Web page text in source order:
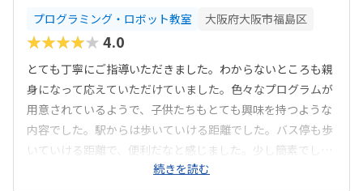
プログラミング・ロボット教室 大阪府大阪市福島区
★★★★★4.0
とても丁寧にご指導いただきました。わからないところも親
身になって応えていただけていました。色々なプログラムが
用意されているようで、子供たちもとても興味を持つような
内容でした。駅からは歩いていける距離でした。バス停も歩
いていける距離で、便利だなと感じました。少し簡素でした
が、集中できる空間だった...続きを読む